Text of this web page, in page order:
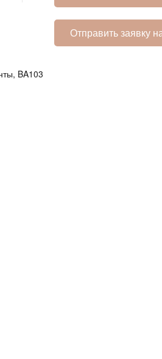
Отправить заявку
BA103